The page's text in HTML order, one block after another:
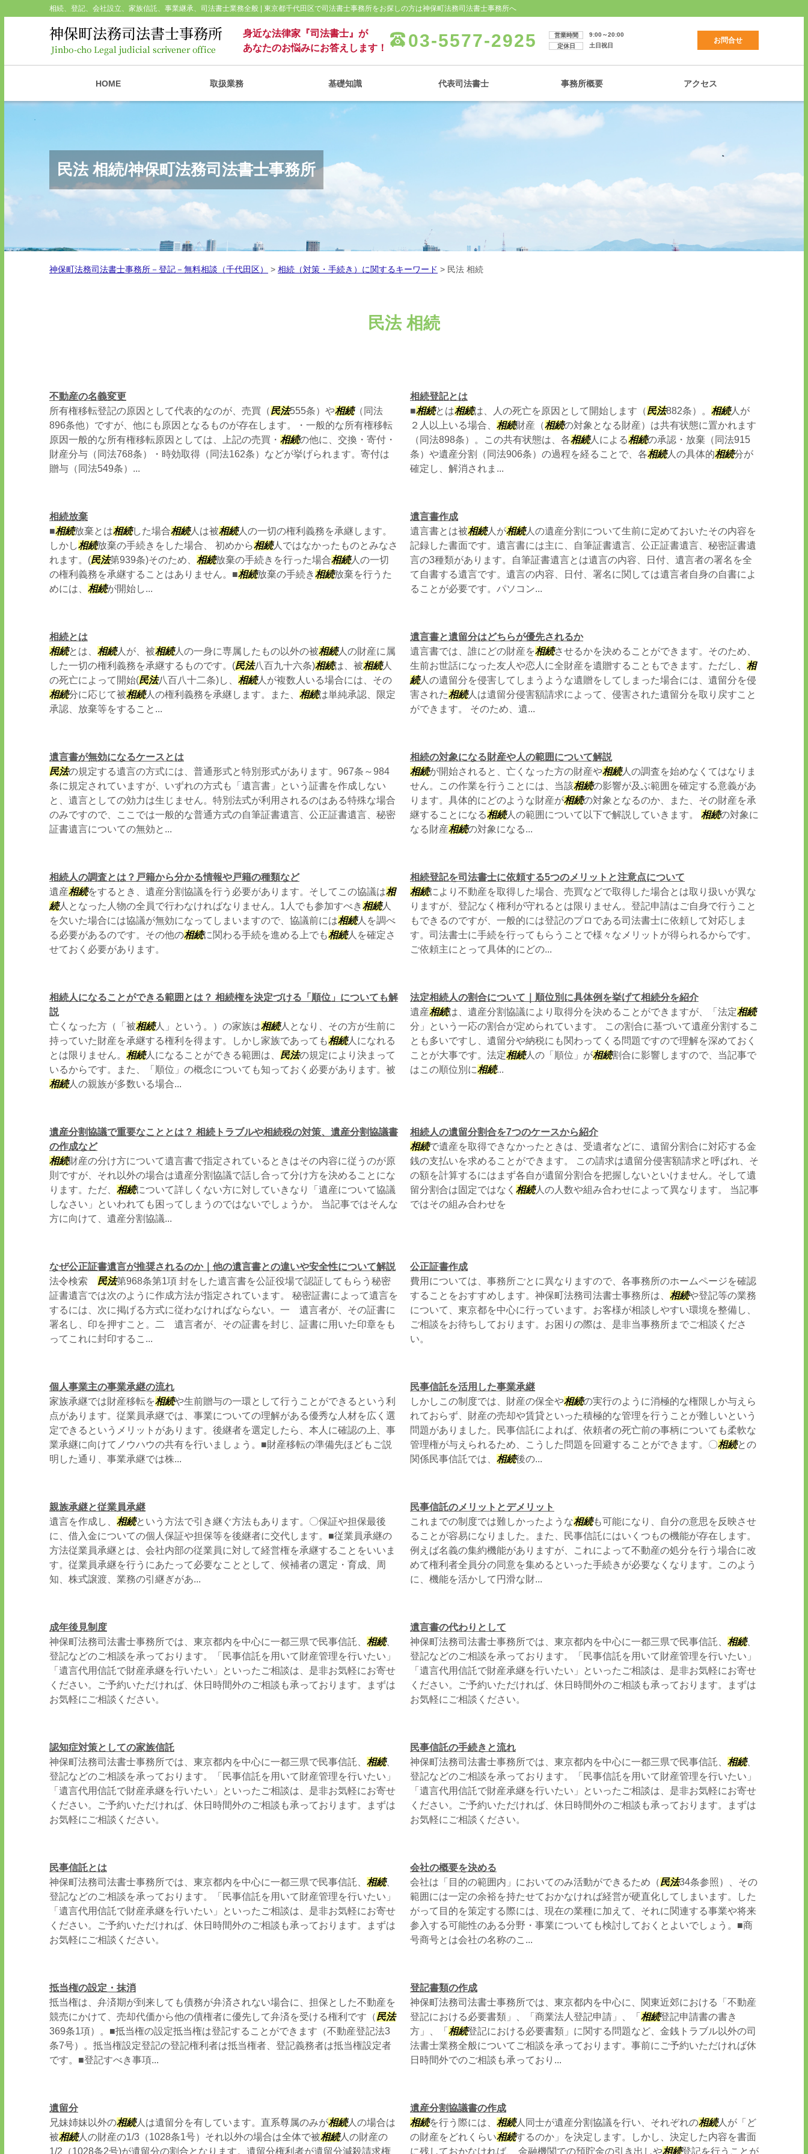
相続、登記、会社設立、家族信託、事業継承、司法書士業務全般 | 東京都千代田区で司法書士事務所をお探しの方は神保町法務司法書士事務所へ
身近な法律家『司法書士』が
あなたのお悩みにお答えします！
03-5577-2925 営業時間
9:00～20:00
定休日
土日祝日
お問合せ
HOME 取扱業務 基礎知識 代表司法書士 事務所概要 アクセス
民法 相続/神保町法務司法書士事務所
神保町法務司法書士事務所－登記－無料相談（千代田区） > 相続（対策・手続き）に関するキーワード > 民法 相続
民法 相続
不動産の名義変更
所有権移転登記の原因として代表的なのが、売買（民法555条）や相続（同法
896条他）ですが、他にも原因となるものが存在します。・一般的な所有権移転
原因一般的な所有権移転原因としては、上記の売買・ 相続の他に、交換・寄付・
財産分与（同法768条）・時効取得（同法162条）などが挙げられます。寄付は
贈与（同法549条）...
相続登記とは
■相続とは相続は、人の死亡を原因として開始します（民法882条）。 相続人が
２人以上いる場合、 相続財産（相続の対象となる財産）は共有状態に置かれます
（同法898条）。この共有状態は、各相続人による相続の承認・放棄（同法915
条）や遺産分割（同法906条）の過程を経ることで、各相続人の具体的相続分が
確定し、解消されま...
相続放棄
■相続放棄とは相続した場合相続人は被相続人の一切の権利義務を承継します。
しかし相続放棄の手続きをした場合、 初めから相続人ではなかったものとみなさ
れます。(民法第939条)そのため、 相続放棄の手続きを行った場合相続人の一切
の権利義務を承継することはありません。■相続放棄の手続き相続放棄を行うた
めには、 相続が開始し...
遺言書作成
遺言書とは被相続人が相続人の遺産分割について生前に定めておいたその内容を
記録した書面です。遺言書には主に、自筆証書遺言、公正証書遺言、秘密証書遺
言の3種類があります。自筆証書遺言とは遺言の内容、日付、遺言者の署名を全
て自書する遺言です。遺言の内容、日付、署名に関しては遺言者自身の自書によ
ることが必要です。パソコン...
相続とは
相続とは、 相続人が、被相続人の一身に専属したもの以外の被相続人の財産に属
した一切の権利義務を承継するものです。(民法八百九十六条)相続は、被相続人
の死亡によって開始(民法八百八十二条)し、 相続人が複数人いる場合には、その
相続分に応じて被相続人の権利義務を承継します。また、 相続は単純承認、限定
承認、放棄等をすること...
遺言書と遺留分はどちらが優先されるか
遺言書では、誰にどの財産を相続させるかを決めることができます。そのため、
生前お世話になった友人や恋人に全財産を遺贈することもできます。ただし、 相
続人の遺留分を侵害してしまうような遺贈をしてしまった場合には、遺留分を侵
害された相続人は遺留分侵害額請求によって、侵害された遺留分を取り戻すこと
ができます。 そのため、遺...
遺言書が無効になるケースとは
民法の規定する遺言の方式には、普通形式と特別形式があります。967条～984
条に規定されていますが、いずれの方式も「遺言書」という証書を作成しない
と、遺言としての効力は生じません。特別法式が利用されるのはある特殊な場合
のみですので、ここでは一般的な普通方式の自筆証書遺言、公正証書遺言、秘密
証書遺言についての無効と...
相続の対象になる財産や人の範囲について解説
相続が開始されると、亡くなった方の財産や相続人の調査を始めなくてはなりま
せん。この作業を行うことには、当該相続の影響が及ぶ範囲を確定する意義があ
ります。具体的にどのような財産が相続の対象となるのか、また、その財産を承
継することになる相続人の範囲について以下で解説していきます。 相続の対象に
なる財産相続の対象になる...
相続人の調査とは？戸籍から分かる情報や戸籍の種類など
遺産相続をするとき、遺産分割協議を行う必要があります。そしてこの協議は相
続人となった人物の全員で行わなければなりません。1人でも参加すべき相続人
を欠いた場合には協議が無効になってしまいますので、協議前には相続人を調べ
る必要があるのです。その他の相続に関わる手続を進める上でも相続人を確定さ
せておく必要があります。
相続登記を司法書士に依頼する5つのメリットと注意点について
相続により不動産を取得した場合、売買などで取得した場合とは取り扱いが異な
りますが、登記なく権利が守れるとは限りません。登記申請はご自身で行うこと
もできるのですが、一般的には登記のプロである司法書士に依頼して対応しま
す。司法書士に手続を行ってもらうことで様々なメリットが得られるからです。
ご依頼主にとって具体的にどの...
相続人になることができる範囲とは？ 相続権を決定づける「順位」についても解
説
亡くなった方（「被相続人」という。）の家族は相続人となり、その方が生前に
持っていた財産を承継する権利を得ます。しかし家族であっても相続人になれる
とは限りません。 相続人になることができる範囲は、 民法の規定により決まって
いるからです。また、「順位」の概念についても知っておく必要があります。被
相続人の親族が多数いる場合...
法定相続人の割合について｜順位別に具体例を挙げて相続分を紹介
遺産相続は、遺産分割協議により取得分を決めることができますが、「法定相続
分」という一応の割合が定められています。 この割合に基づいて遺産分割するこ
とも多いですし、遺留分や納税にも関わってくる問題ですので理解を深めておく
ことが大事です。法定相続人の「順位」が相続割合に影響しますので、当記事で
はこの順位別に相続...
遺産分割協議で重要なこととは？ 相続トラブルや相続税の対策、遺産分割協議書
の作成など
相続財産の分け方について遺言書で指定されているときはその内容に従うのが原
則ですが、それ以外の場合は遺産分割協議で話し合って分け方を決めることにな
ります。ただ、 相続について詳しくない方に対していきなり「遺産について協議
しなさい」といわれても困ってしまうのではないでしょうか。 当記事ではそんな
方に向けて、遺産分割協議...
相続人の遺留分割合を7つのケースから紹介
相続で遺産を取得できなかったときは、受遺者などに、遺留分割合に対応する金
銭の支払いを求めることができます。 この請求は遺留分侵害額請求と呼ばれ、そ
の額を計算するにはまず各自が遺留分割合を把握しないといけません。そして遺
留分割合は固定ではなく 相続人の人数や組み合わせによって異なります。 当記事
ではその組み合わせを
なぜ公正証書遺言が推奨されるのか｜他の遺言書との違いや安全性について解説
法令検索 民法第968条第1項 封をした遺言書を公証役場で認証してもらう秘密
証書遺言では次のように作成方法が指定されています。 秘密証書によって遺言を
するには、次に掲げる方式に従わなければならない。一 遺言者が、その証書に
署名し、印を押すこと。二 遺言者が、その証書を封じ、証書に用いた印章をも
ってこれに封印するこ...
公正証書作成
費用については、事務所ごとに異なりますので、各事務所のホームページを確認
することをおすすめします。神保町法務司法書士事務所は、 相続や登記等の業務
について、東京都を中心に行っています。お客様が相談しやすい環境を整備し、
ご相談をお待ちしております。お困りの際は、是非当事務所までご相談くださ
い。
個人事業主の事業承継の流れ
家族承継では財産移転を相続や生前贈与の一環として行うことができるという利
点があります。従業員承継では、事業についての理解がある優秀な人材を広く選
定できるというメリットがあります。後継者を選定したら、本人に確認の上、事
業承継に向けてノウハウの共有を行いましょう。■財産移転の準備先ほどもご説
明した通り、事業承継では株...
民事信託を活用した事業承継
しかしこの制度では、財産の保全や相続の実行のように消極的な権限しか与えら
れておらず、財産の売却や賃貸といった積極的な管理を行うことが難しいという
問題がありました。民事信託によれば、依頼者の死亡前の事柄についても柔軟な
管理権が与えられるため、こうした問題を回避することができます。〇相続との
関係民事信託では、 相続後の...
親族承継と従業員承継
遺言を作成し、 相続という方法で引き継ぐ方法もあります。〇保証や担保最後
に、借入金についての個人保証や担保等を後継者に交代します。■従業員承継の
方法従業員承継とは、会社内部の従業員に対して経営権を承継することをいいま
す。従業員承継を行うにあたって必要なこととして、候補者の選定・育成、周
知、株式譲渡、業務の引継ぎがあ...
民事信託のメリットとデメリット
これまでの制度では難しかったような相続も可能になり、自分の意思を反映させ
ることが容易になりました。また、民事信託にはいくつもの機能が存在します。
例えば名義の集約機能がありますが、これによって不動産の処分を行う場合に改
めて権利者全員分の同意を集めるといった手続きが必要なくなります。このよう
に、機能を活かして円滑な財...
成年後見制度
神保町法務司法書士事務所では、東京都内を中心に一都三県で民事信託、 相続、
登記などのご相談を承っております。「民事信託を用いて財産管理を行いたい」
「遺言代用信託で財産承継を行いたい」といったご相談は、是非お気軽にお寄せ
ください。ご予約いただければ、休日時間外のご相談も承っております。まずは
お気軽にご相談ください。
遺言書の代わりとして
神保町法務司法書士事務所では、東京都内を中心に一都三県で民事信託、 相続、
登記などのご相談を承っております。「民事信託を用いて財産管理を行いたい」
「遺言代用信託で財産承継を行いたい」といったご相談は、是非お気軽にお寄せ
ください。ご予約いただければ、休日時間外のご相談も承っております。まずは
お気軽にご相談ください。
認知症対策としての家族信託
神保町法務司法書士事務所では、東京都内を中心に一都三県で民事信託、 相続、
登記などのご相談を承っております。「民事信託を用いて財産管理を行いたい」
「遺言代用信託で財産承継を行いたい」といったご相談は、是非お気軽にお寄せ
ください。ご予約いただければ、休日時間外のご相談も承っております。まずは
お気軽にご相談ください。
民事信託の手続きと流れ
神保町法務司法書士事務所では、東京都内を中心に一都三県で民事信託、 相続、
登記などのご相談を承っております。「民事信託を用いて財産管理を行いたい」
「遺言代用信託で財産承継を行いたい」といったご相談は、是非お気軽にお寄せ
ください。ご予約いただければ、休日時間外のご相談も承っております。まずは
お気軽にご相談ください。
民事信託とは
神保町法務司法書士事務所では、東京都内を中心に一都三県で民事信託、 相続、
登記などのご相談を承っております。「民事信託を用いて財産管理を行いたい」
「遺言代用信託で財産承継を行いたい」といったご相談は、是非お気軽にお寄せ
ください。ご予約いただければ、休日時間外のご相談も承っております。まずは
お気軽にご相談ください。
会社の概要を決める
会社は「目的の範囲内」においてのみ活動ができるため（民法34条参照）、その
範囲には一定の余裕を持たせておかなければ経営が硬直化してしまいます。した
がって目的を策定する際には、現在の業種に加えて、それに関連する事業や将来
参入する可能性のある分野・事業についても検討しておくとよいでしょう。■商
号商号とは会社の名称のこ...
抵当権の設定・抹消
抵当権は、弁済期が到来しても債務が弁済されない場合に、担保とした不動産を
競売にかけて、売却代価から他の債権者に優先して弁済を受ける権利です（民法
369条1項）。■抵当権の設定抵当権は登記することができます（不動産登記法3
条7号）。抵当権設定登記の登記権利者は抵当権者、登記義務者は抵当権設定者
です。■登記すべき事項...
登記書類の作成
神保町法務司法書士事務所では、東京都内を中心に、関東近郊における「不動産
登記における必要書類」、「商業法人登記申請」、「 相続登記申請書の書き
方」、「 相続登記における必要書類」に関する問題など、金銭トラブル以外の司
法書士業務全般についてご相談を承っております。事前にご予約いただければ休
日時間外でのご相談も承っており...
遺留分
兄妹姉妹以外の相続人は遺留分を有しています。直系尊属のみが相続人の場合は
被相続人の財産の1/3（1028条1号）それ以外の場合は全体で被相続人の財産の
1/2（1028条2号)が遺留分の割合となります。遺留分権利者が遺留分減殺請求権
遺産分割協議書の作成
相続を行う際には、 相続人同士が遺産分割協議を行い、それぞれの相続人が「ど
の財産をどれくらい相続するのか」を決定します。しかし、決定した内容を書面
に残しておかなければ、 金融機関での預貯金の引き出しや相続登記を行うことが